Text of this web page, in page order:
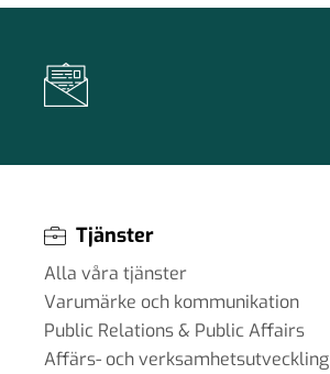
Tjänster
Alla våra tjänster
Varumärke och kommunikation
Public Relations & Public Affairs
Affärs- och verksamhetsutveckling